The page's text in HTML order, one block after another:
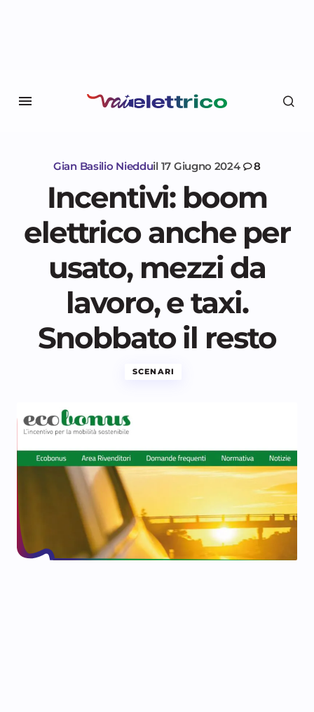
Gian Basilio Niedduil 17 Giugno 2024 8
Incentivi: boom
elettrico anche per
usato, mezzi da
lavoro, e taxi.
Snobbato il resto
SCENARI